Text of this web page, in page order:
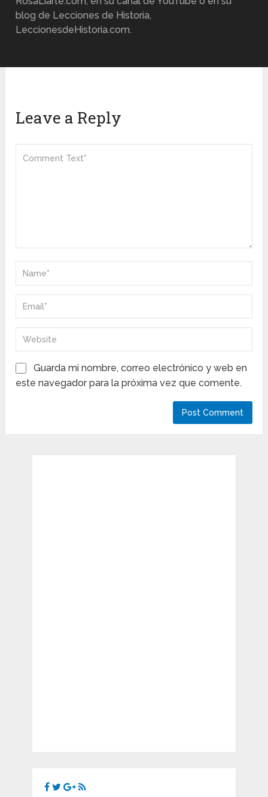
blog de Lecciones de Historia,
LeccionesdeHistoria.com.
Leave a Reply
Guarda mi nombre, correo electrónico y web en
este navegador para la próxima vez que comente.